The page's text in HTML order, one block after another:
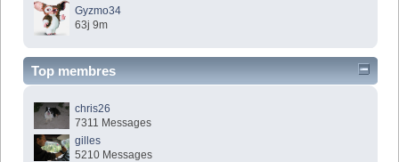
Gyzmo34
63j 9m
Top membres
chris26
7311 Messages
gilles
5210 Messages